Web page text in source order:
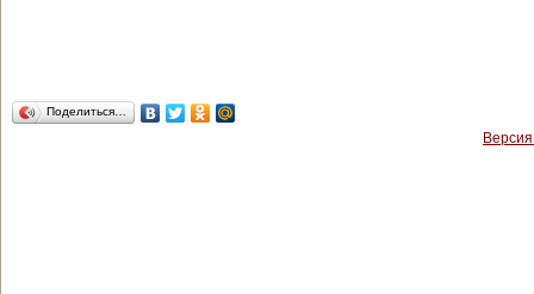
Поделиться…